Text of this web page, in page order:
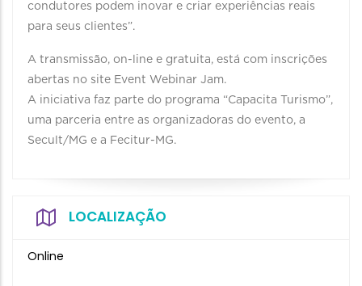
condutores podem inovar e criar experiências reais
para seus clientes”.
A transmissão, on-line e gratuita, está com inscrições
abertas no site Event Webinar Jam.
A iniciativa faz parte do programa “Capacita Turismo”,
uma parceria entre as organizadoras do evento, a
Secult/MG e a Fecitur-MG.
LOCALIZAÇÃO
Online